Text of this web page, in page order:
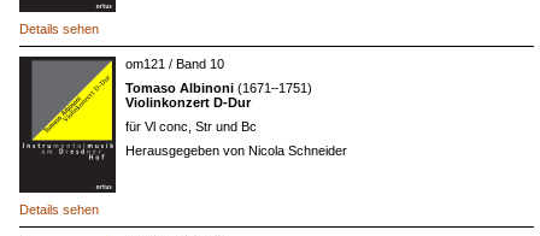
Details sehen
om121 / Band 10
Tomaso Albinoni (1671–1751)
Violinkonzert D-Dur
für Vl conc, Str und Bc
Herausgegeben von Nicola Schneider
Details sehen